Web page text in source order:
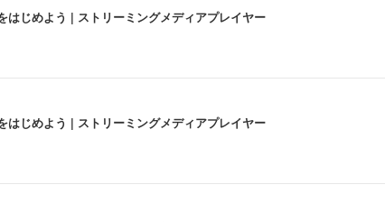
じめよう | ストリーミングメディアプレイヤー
じめよう | ストリーミングメディアプレイヤー